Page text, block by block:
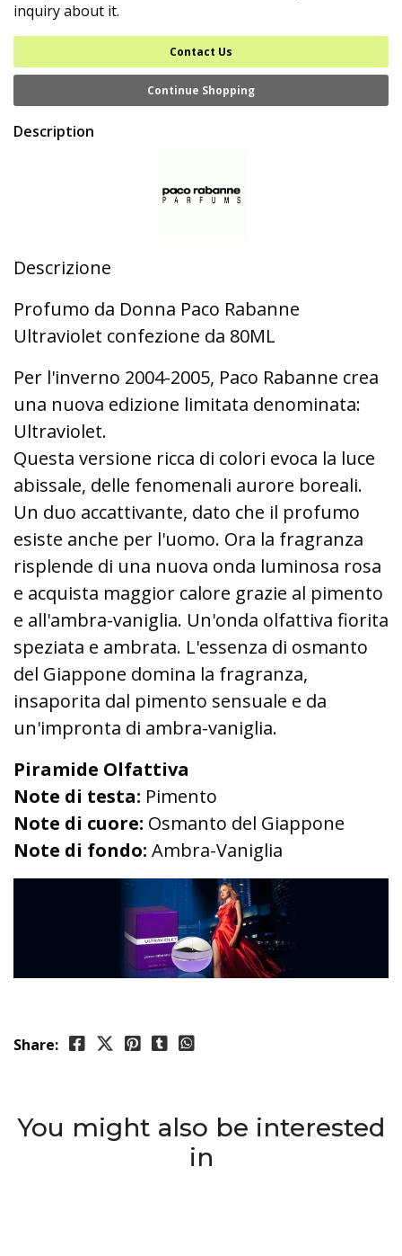
inquiry about it.
Contact Us
Continue Shopping
Description
Descrizione
Profumo da Donna Paco Rabanne
Ultraviolet confezione da 80ML
Per l'inverno 2004-2005, Paco Rabanne crea
una nuova edizione limitata denominata:
Ultraviolet.
Questa versione ricca di colori evoca la luce
abissale, delle fenomenali aurore boreali.
Un duo accattivante, dato che il profumo
esiste anche per l'uomo. Ora la fragranza
risplende di una nuova onda luminosa rosa
e acquista maggior calore grazie al pimento
e all'ambra-vaniglia. Un'onda olfattiva fiorita
speziata e ambrata. L'essenza di osmanto
del Giappone domina la fragranza,
insaporita dal pimento sensuale e da
un'impronta di ambra-vaniglia.
Piramide Olfattiva
Note di testa: Pimento
Note di cuore: Osmanto del Giappone
Note di fondo: Ambra-Vaniglia
Share:
You might also be interested
in